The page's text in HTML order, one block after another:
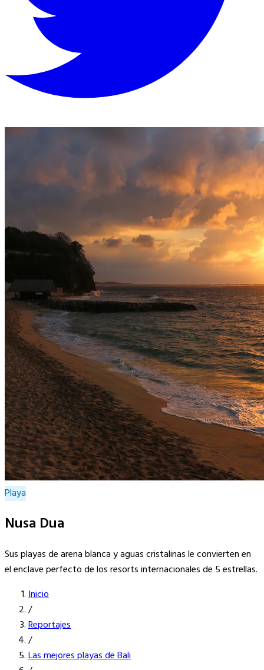
Playa
Nusa Dua
Sus playas de arena blanca y aguas cristalinas le convierten en
el enclave perfecto de los resorts internacionales de 5 estrellas.
Inicio
/
Reportajes
/
Las mejores playas de Bali